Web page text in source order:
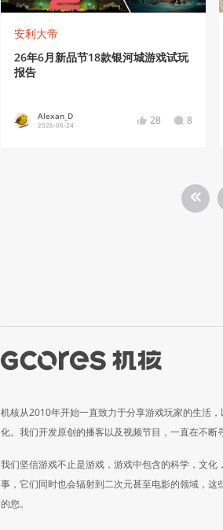
安利大帝
26年6月新品节18款银河城游戏试玩
报告
Alexan_D
2026-06-24 28 8
机核从2010年开始一直致力于分享游戏玩家的生活
化。我们开发原创的播客以及视频节目，一直在不断
我们坚信游戏不止是游戏，游戏中包含的科学，文化
事，它们同时也会辐射到二次元甚至电影的领域，这
的您。